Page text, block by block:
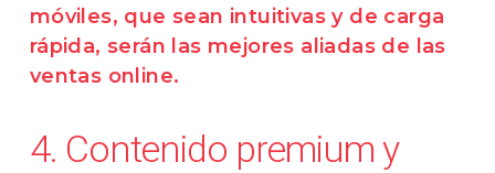
móviles, que sean intuitivas y de carga
rápida, serán las mejores aliadas de las
ventas online.
4. Contenido premium y